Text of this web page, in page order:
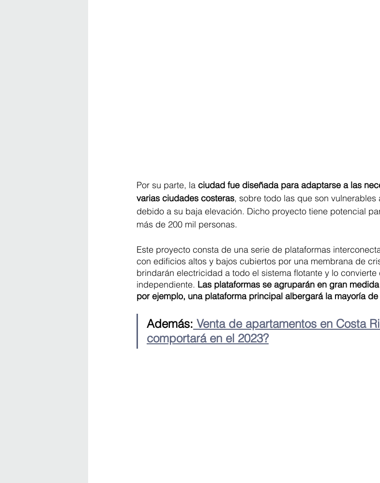
Por su parte, la ciudad fue diseñada para adaptarse a las
varias ciudades costeras, sobre todo las que son
debido a su baja elevación. Dicho proyecto tiene potencial
más de 200 mil personas.
Este proyecto consta de una serie de plataformas
con edificios altos y bajos cubiertos por una membrana de
brindarán electricidad a todo el sistema flotante y lo
independiente. Las plataformas se agruparán en gran
por ejemplo, una plataforma principal albergará la mayoría
Además: Venta de apartamentos en Costa
comportará en el 2023?